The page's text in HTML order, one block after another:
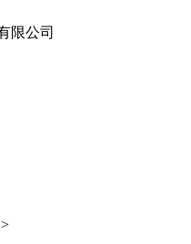
>